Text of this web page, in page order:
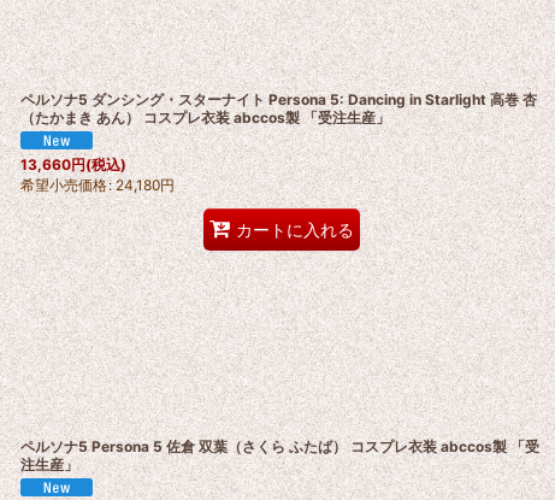
ペルソナ5 ダンシング・スターナイト Persona 5: Dancing in Starlight 高巻 杏
（たかまき あん） コスプレ衣装 abccos製 「受注生産」
13,660円(税込)
希望小売価格: 24,180円
カートに入れる
ペルソナ5 Persona 5 佐倉 双葉（さくら ふたば） コスプレ衣装 abccos製 「受
注生産」